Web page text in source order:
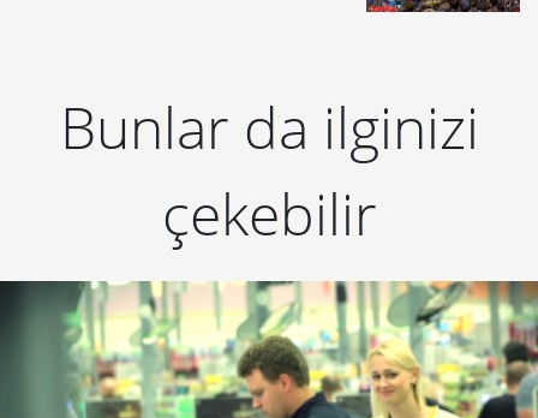
Bunlar da ilginizi
çekebilir